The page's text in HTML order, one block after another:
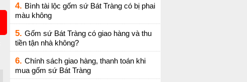
4. Bình tài lộc gốm sứ Bát Tràng có bị phai
màu không
5. Gốm sứ Bát Tràng có giao hàng và thu
tiền tận nhà không?
6. Chính sách giao hàng, thanh toán khi
mua gốm sứ Bát Tràng